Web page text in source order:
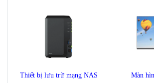
Thiết bị lưu trữ mạng NAS
Màn